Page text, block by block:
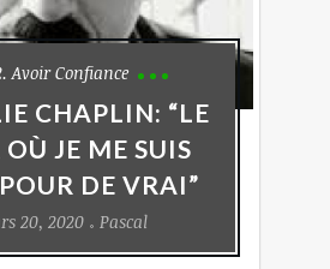
Avoir Confiance
CHAPLIN: “LE
JE ME SUIS
DE VRAI”
20, 2020 Pascal